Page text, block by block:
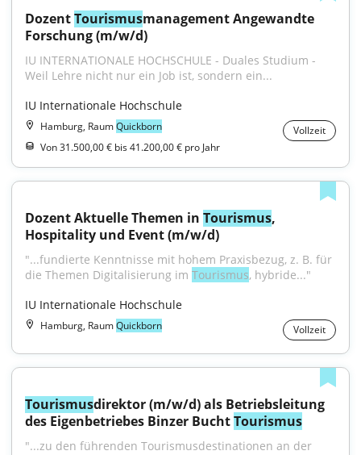
Dozent Tourismusmanagement Angewandte
Forschung (m/w/d)
IU INTERNATIONALE HOCHSCHULE - Duales Studium -
Weil Lehre nicht nur ein Job ist, sondern ein...
IU Internationale Hochschule
Hamburg, RaumQuickborn
Vollzeit
Von 31.500,00 € bis 41.200,00 € pro Jahr
Dozent Aktuelle Themen in Tourismus,
Hospitality und Event (m/w/d)
"...fundierte Kenntnisse mit hohem Praxisbezug, z. B. für
die Themen Digitalisierung im Tourismus, hybride..."
IU Internationale Hochschule
Hamburg, RaumQuickborn Vollzeit
Tourismusdirektor (m/w/d) als Betriebsleitung
des Eigenbetriebes Binzer Bucht Tourismus
"...zu den führenden Tourismusdestinationen an der